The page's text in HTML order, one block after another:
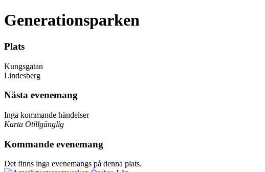
Generationsparken
Plats
Kungsgatan
Lindesberg
Nästa evenemang
Inga kommande händelser
Karta Otillgänglig
Kommande evenemang
Det finns inga evenemangs på denna plats.